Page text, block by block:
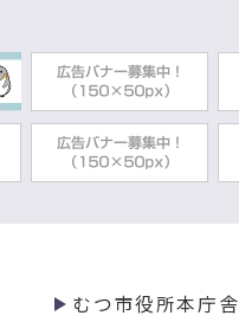
むつ市役所本庁舎